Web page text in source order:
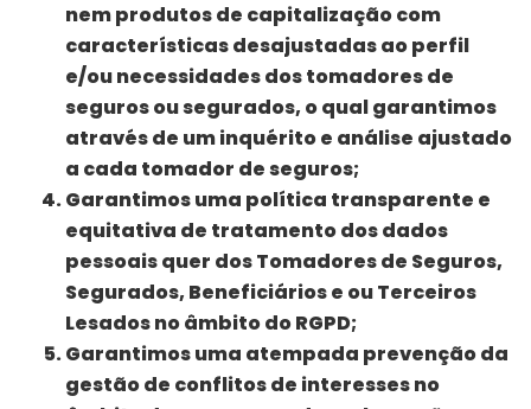
nem produtos de capitalização com
características desajustadas ao perfil
e/ou necessidades dos tomadores de
seguros ou segurados, o qual garantimos
através de um inquérito e análise ajustado
a cada tomador de seguros;
Garantimos uma política transparente e
equitativa de tratamento dos dados
pessoais quer dos Tomadores de Seguros,
Segurados, Beneficiários e ou Terceiros
Lesados no âmbito do RGPD;
Garantimos uma atempada prevenção da
gestão de conflitos de interesses no